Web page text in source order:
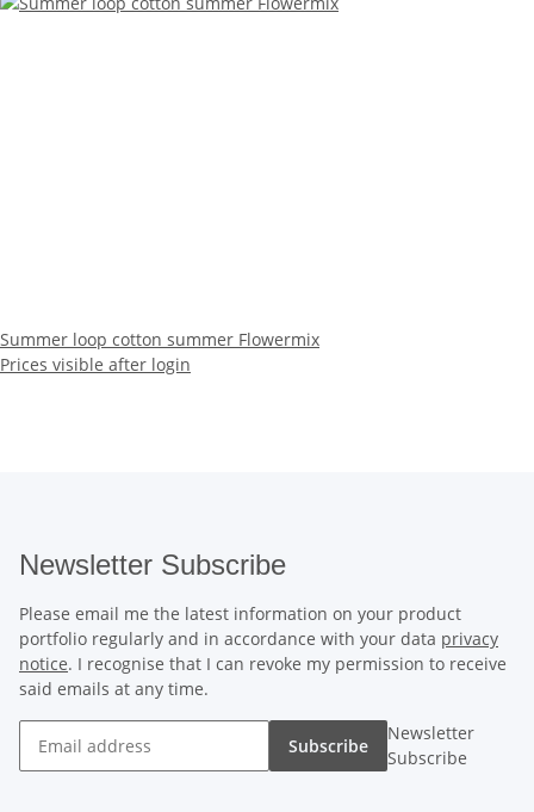
Summer loop cotton summer Flowermix
Prices visible after login
Newsletter Subscribe
Please email me the latest information on your product
portfolio regularly and in accordance with your data privacy
notice. I recognise that I can revoke my permission to receive
said emails at any time.
Subscribe
Newsletter
Subscribe